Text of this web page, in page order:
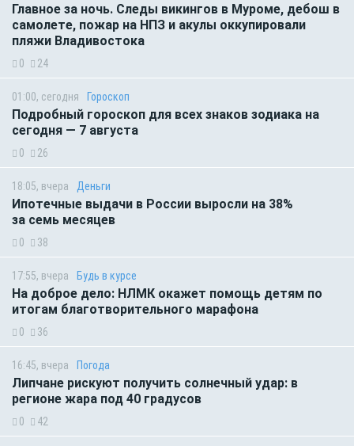
Главное за ночь. Следы викингов в Муроме, дебош в
самолете, пожар на НПЗ и акулы оккупировали
пляжи Владивостока
0 24
01:00, сегодня Гороскоп
Подробный гороскоп для всех знаков зодиака на
сегодня — 7 августа
0 26
18:05, вчера Деньги
Ипотечные выдачи в России выросли на 38%
за семь месяцев
0 38
17:55, вчера Будь в курсе
На доброе дело: НЛМК окажет помощь детям по
итогам благотворительного марафона
0 36
16:45, вчера Погода
Липчане рискуют получить солнечный удар: в
регионе жара под 40 градусов
0 42